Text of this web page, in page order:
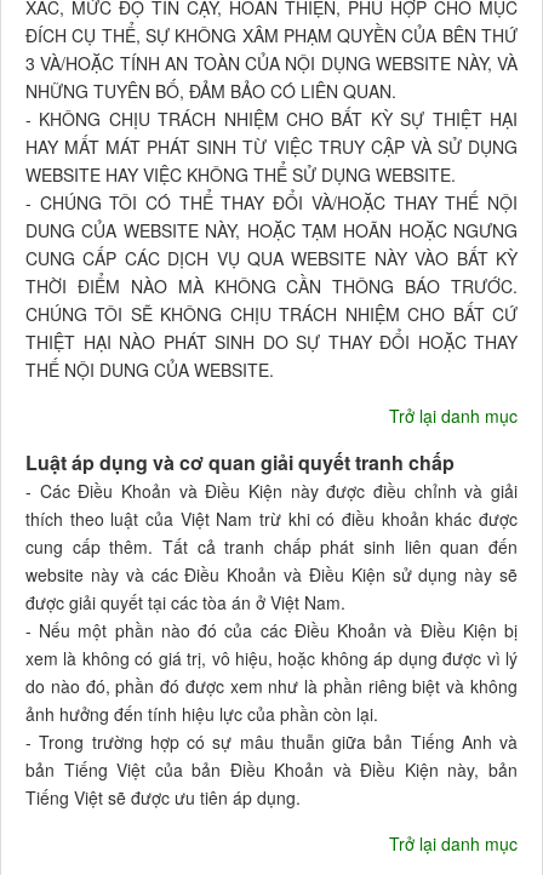
XÁC, MỨC ĐỘ TIN CẬY, HOÀN THIỆN, PHÙ HỢP CHO MỤC
ĐÍCH CỤ THỂ, SỰ KHÔNG XÂM PHẠM QUYỀN CỦA BÊN THỨ
3 VÀ/HOẶC TÍNH AN TOÀN CỦA NỘI DỤNG WEBSITE NÀY, VÀ
NHỮNG TUYÊN BỐ, ĐẢM BẢO CÓ LIÊN QUAN.
- KHÔNG CHỊU TRÁCH NHIỆM CHO BẤT KỲ SỰ THIỆT HẠI
HAY MẤT MÁT PHÁT SINH TỪ VIỆC TRUY CẬP VÀ SỬ DỤNG
WEBSITE HAY VIỆC KHÔNG THỂ SỬ DỤNG WEBSITE.
- CHÚNG TÔI CÓ THỂ THAY ĐỔI VÀ/HOẶC THAY THẾ NỘI
DUNG CỦA WEBSITE NÀY, HOẶC TẠM HOÃN HOẶC NGƯNG
CUNG CẤP CÁC DỊCH VỤ QUA WEBSITE NÀY VÀO BẤT KỲ
THỜI ĐIỂM NÀO MÀ KHÔNG CẦN THÔNG BÁO TRƯỚC.
CHÚNG TÔI SẼ KHÔNG CHỊU TRÁCH NHIỆM CHO BẤT CỨ
THIỆT HẠI NÀO PHÁT SINH DO SỰ THAY ĐỔI HOẶC THAY
THẾ NỘI DUNG CỦA WEBSITE.
Trở lại danh mục
Luật áp dụng và cơ quan giải quyết tranh chấp
- Các Điều Khoản và Điều Kiện này được điều chỉnh và giải
thích theo luật của Việt Nam trừ khi có điều khoản khác được
cung cấp thêm. Tất cả tranh chấp phát sinh liên quan đến
website này và các Điều Khoản và Điều Kiện sử dụng này sẽ
được giải quyết tại các tòa án ở Việt Nam.
- Nếu một phần nào đó của các Điều Khoản và Điều Kiện bị
xem là không có giá trị, vô hiệu, hoặc không áp dụng được vì lý
do nào đó, phần đó được xem như là phần riêng biệt và không
ảnh hưởng đến tính hiệu lực của phần còn lại.
- Trong trường hợp có sự mâu thuẫn giữa bản Tiếng Anh và
bản Tiếng Việt của bản Điều Khoản và Điều Kiện này, bản
Tiếng Việt sẽ được ưu tiên áp dụng.
Trở lại danh mục